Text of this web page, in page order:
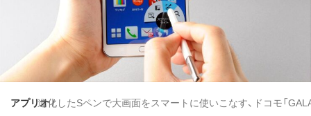
アプリオ進化したSペンで大画面をスマートに使いこなす、ドコモ「